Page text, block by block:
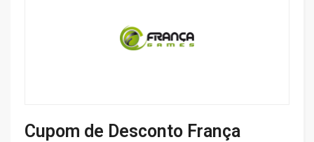
Cupom de Desconto França